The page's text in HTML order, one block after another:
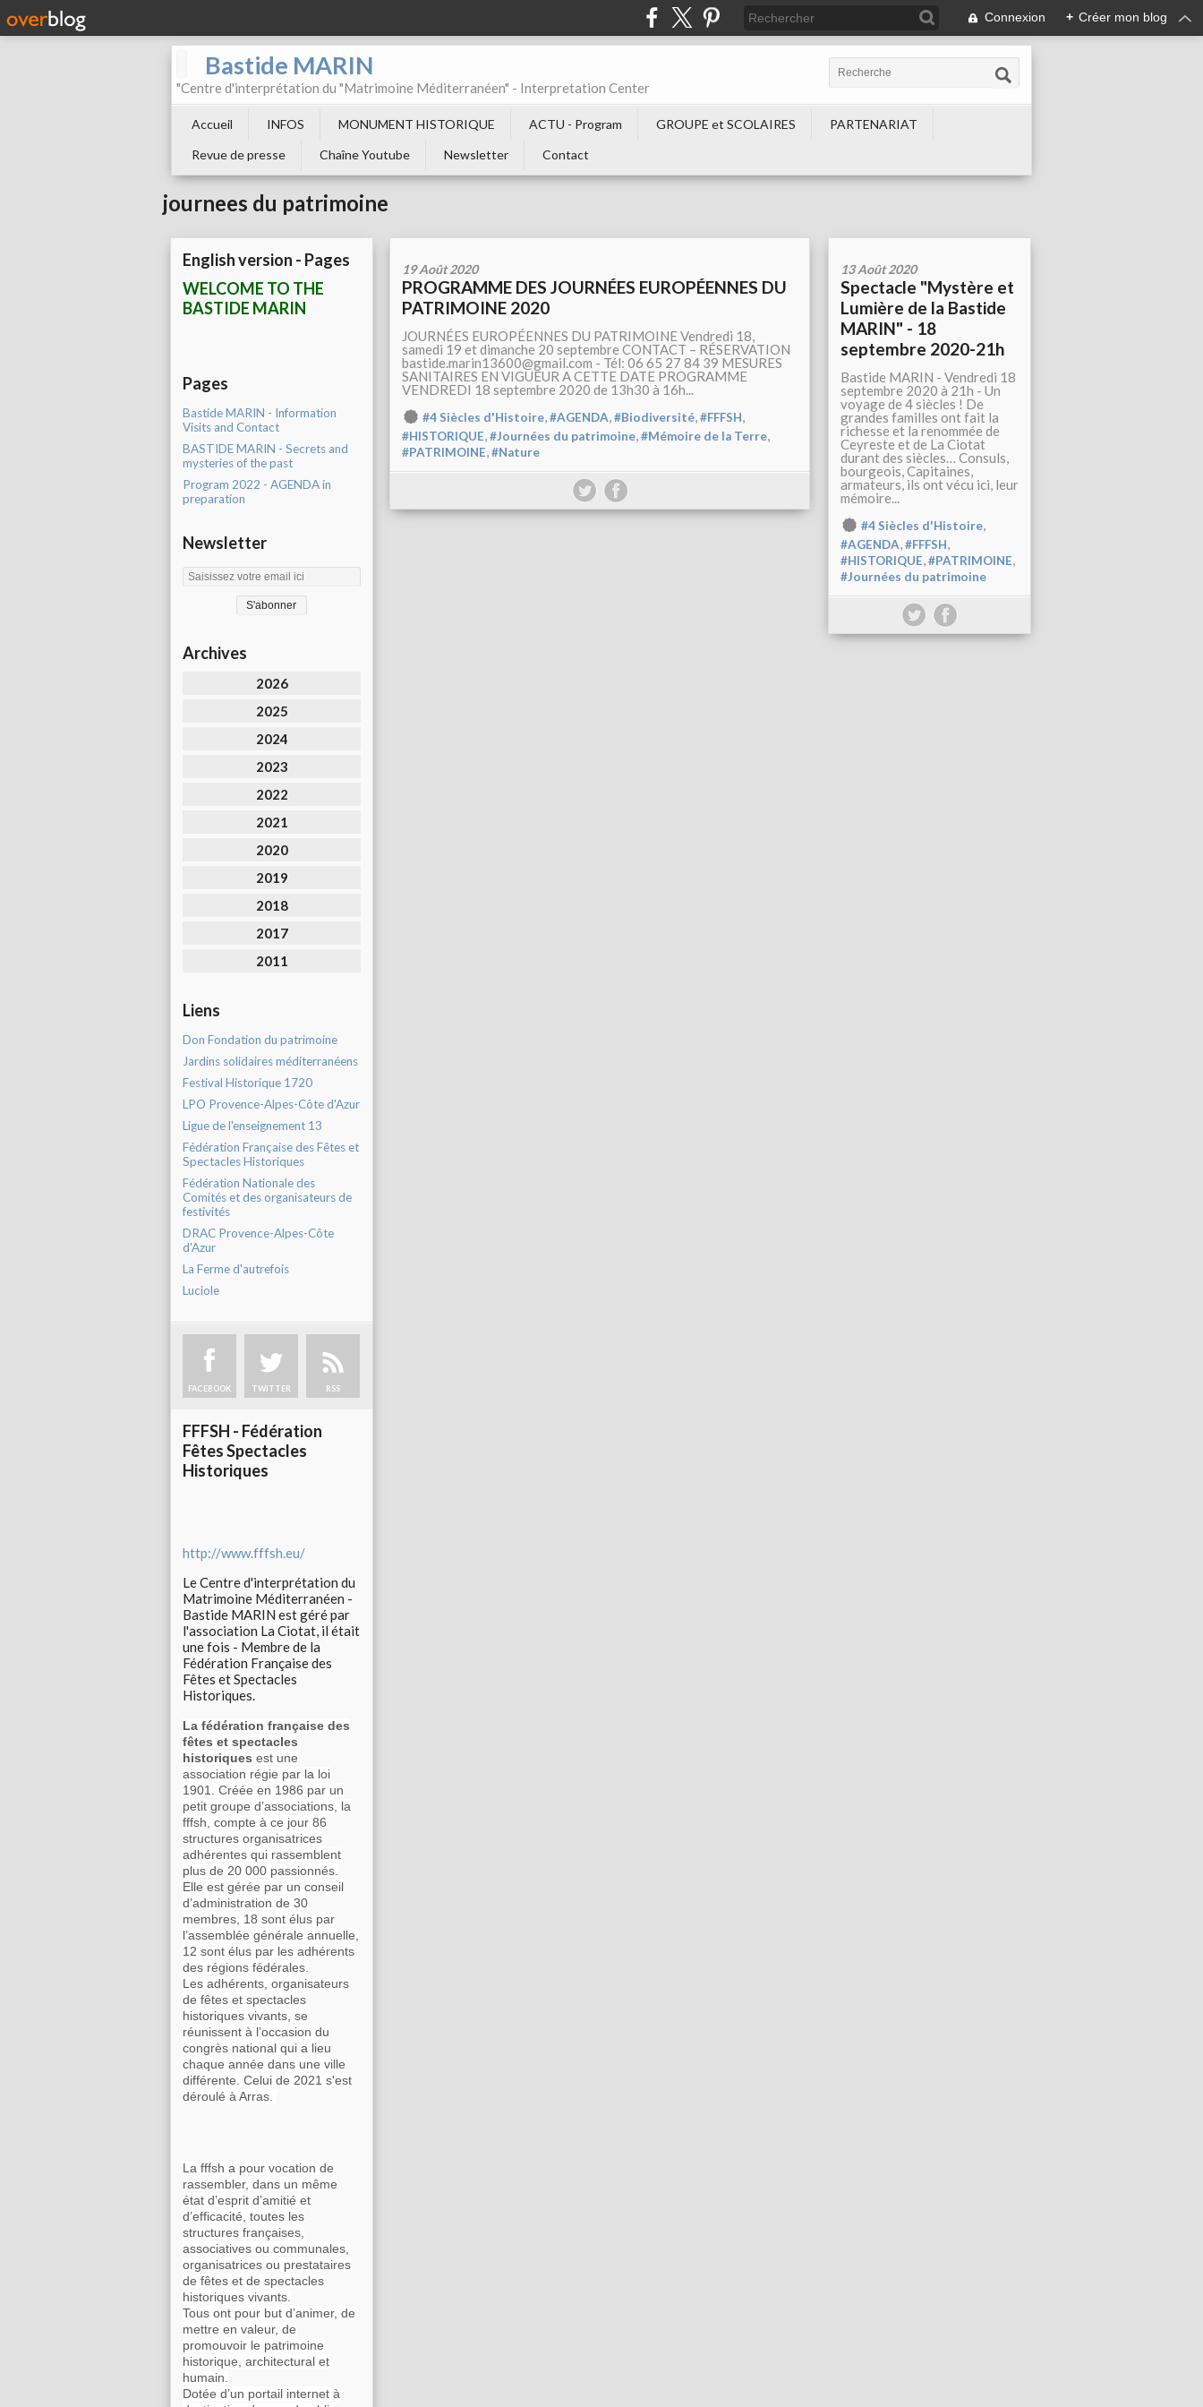
Connexion + Créer mon blog
Bastide MARIN
"Centre d'interprétation du "Matrimoine Méditerranéen" - Interpretation Center
Accueil INFOS MONUMENT HISTORIQUE ACTU - Program GROUPE et SCOLAIRES
PARTENARIAT
Revue de presse
Chaîne Youtube Newsletter Contact
journees du patrimoine
English version - Pages
WELCOME TO THE
BASTIDE MARIN
Pages
Bastide MARIN - Information
Visits and Contact
BASTIDE MARIN - Secrets and
mysteries of the past
Program 2022 - AGENDA in
preparation
Newsletter
Archives
2026
2025
2024
2023
2022
2021
2020
2019
2018
2017
2011
Liens
Don Fondation du patrimoine
Jardins solidaires méditerranéens
Festival Historique 1720
LPO Provence-Alpes-Côte d'Azur
Ligue de l'enseignement 13
Fédération Française des Fêtes et
Spectacles Historiques
Fédération Nationale des
Comités et des organisateurs de
festivités
DRAC Provence-Alpes-Côte
d'Azur
La Ferme d'autrefois
Luciole
FACEBOOK TWITTER RSS
FFFSH - Fédération
Fêtes Spectacles
Historiques
http://www.fffsh.eu/
Le Centre d'interprétation du
Matrimoine Méditerranéen -
Bastide MARIN est géré par
l'association La Ciotat, il était
une fois - Membre de la
Fédération Française des
Fêtes et Spectacles
Historiques.
La fédération française des
fêtes et spectacles
historiques est une
association régie par la loi
1901. Créée en 1986 par un
petit groupe d’associations, la
fffsh, compte à ce jour 86
structures organisatrices
adhérentes qui rassemblent
plus de 20 000 passionnés.
Elle est gérée par un conseil
d’administration de 30
membres, 18 sont élus par
l’assemblée générale annuelle,
12 sont élus par les adhérents
des régions fédérales.
Les adhérents, organisateurs
de fêtes et spectacles
historiques vivants, se
réunissent à l’occasion du
congrès national qui a lieu
chaque année dans une ville
différente. Celui de 2021 s'est
déroulé à Arras.
La fffsh a pour vocation de
rassembler, dans un même
état d’esprit d’amitié et
d’efficacité, toutes les
structures françaises,
associatives ou communales,
organisatrices ou prestataires
de fêtes et de spectacles
historiques vivants.
Tous ont pour but d’animer, de
mettre en valeur, de
promouvoir le patrimoine
historique, architectural et
humain.
Dotée d’un portail internet à
19 Août 2020
PROGRAMME DES JOURNÉES EUROPÉENNES DU
PATRIMOINE 2020
JOURNÉES EUROPÉENNES DU PATRIMOINE Vendredi 18,
samedi 19 et dimanche 20 septembre CONTACT – RÉSERVATION
bastide.marin13600@gmail.com - Tél: 06 65 27 84 39 MESURES
SANITAIRES EN VIGUEUR A CETTE DATE PROGRAMME
VENDREDI 18 septembre 2020 de 13h30 à 16h...
#4 Siècles d'Histoire,#AGENDA,#Biodiversité,#FFFSH,
#HISTORIQUE,#Journées du patrimoine,#Mémoire de la Terre,
#PATRIMOINE,#Nature
13 Août 2020
Spectacle "Mystère et
Lumière de la Bastide
MARIN" - 18
septembre 2020-21h
Bastide MARIN - Vendredi 18
septembre 2020 à 21h - Un
voyage de 4 siècles ! De
grandes familles ont fait la
richesse et la renommée de
Ceyreste et de La Ciotat
durant des siècles… Consuls,
bourgeois, Capitaines,
armateurs, ils ont vécu ici, leur
mémoire...
#4 Siècles d'Histoire,
#AGENDA,#FFFSH,
#HISTORIQUE,#PATRIMOINE,
#Journées du patrimoine